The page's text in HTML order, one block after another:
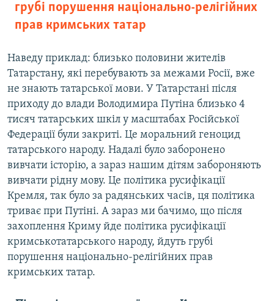
грубі порушення національно-релігійних
прав кримських татар
Наведу приклад: близько половини жителів
Татарстану, які перебувають за межами Росії, вже
не знають татарської мови. У Татарстані після
приходу до влади Володимира Путіна близько 4
тисяч татарських шкіл у масштабах Російської
Федерації були закриті. Це моральний геноцид
татарського народу. Надалі було заборонено
вивчати історію, а зараз нашим дітям забороняють
вивчати рідну мову. Це політика русифікації
Кремля, так було за радянських часів, ця політика
триває при Путіні. А зараз ми бачимо, що після
захоплення Криму йде політика русифікації
кримськотатарського народу, йдуть грубі
порушення національно-релігійних прав
кримських татар.